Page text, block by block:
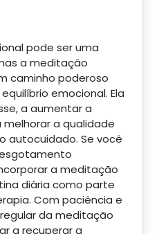
pode ser uma
a meditação
caminho poderoso
emocional. Ela
a aumentar a
melhorar a qualidade
autocuidado. Se você
a meditação
diária como parte
Com paciência e
da meditação
a recuperar a